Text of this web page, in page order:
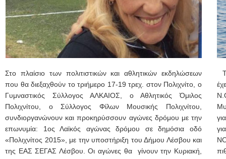
Στο πλαίσιο των πολιτιστικών και αθλητικών εκδηλώσεων
που θα διεξαχθούν το τριήμερο 17-19 τρεχ. στον Πολιχνίτο, ο
Γυμναστικός Σύλλογος ΑΛΚΑΙΟΣ, ο Αθλητικός Όμιλος
Πολιχνίτου, ο Σύλλογος Φίλων Μουσικής Πολιχνίτου,
συνδιοργανώνουν και προκηρύσσουν αγώνες δρόμου με την
επωνυμία: 1ος Λαϊκός αγώνας δρόμου σε δημόσια οδό
«Πολιχνίτος 2015», με την υποστήριξη του Δήμου Λέσβου και
της ΕΑΣ ΣΕΓΑΣ Λέσβου. Οι αγώνες θα γίνουν την Κυριακή,